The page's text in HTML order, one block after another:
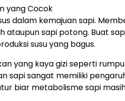
yang Cocok
dalam kemajuan sapi.
ataupun sapi potong. Buat
susu yang bagus.
yang kaya gizi seperti
sapi sangat memiliki
biar metabolisme sapi